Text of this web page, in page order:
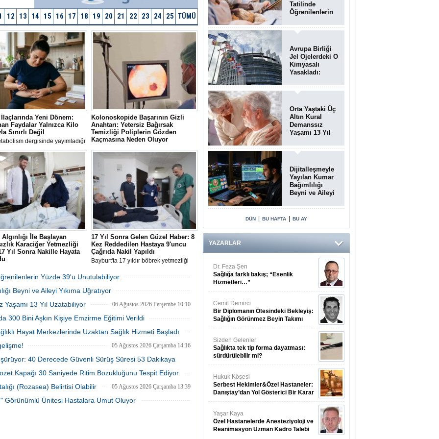
12 13 14 15 16 17 18 19 20 21 22 23 24 25 TÜMÜ
Yeni Dönem:
Faydalar Yalnızca Kilo
Sınırlı Değil
dergisinde yayımladığı
zayıflama ve diyabet
kullanılan GLP-1 ilaçlarının
ve organlar arası iletişim
üzerinden kilo kaybından
biyolojik mekanizmaları
ortaya çıktı
Kolonoskopide Başarının Gizli
Anahtarı: Yetersiz Bağırsak
Temizliği Poliplerin Gözden
Kaçmasına Neden Oluyor
Uluslararası kılavuzlar, her 4 ila 5
kolonoskopiden birinde bağırsak
temizliğinin yetersiz olduğunu ve bu
durumun kanser öncüsü poliplerin
atlanmasına yol açabildiğini ortaya
koyuyor.
İle Başlayan
Karaciğer Yetmezliği
Yıl Sonra Nakille Hayata
karaciğer yetmezliği
Özlem Aydemir, 17 yıldır
müjdeli habere kadavradan
17 Yıl Sonra Gelen Güzel Haber: 8
Kez Reddedilen Hastaya 9'uncu
Çağrıda Nakil Yapıldı
Bayburt'ta 17 yıldır böbrek yetmezliği
Mustafa Öztürk, 8 kez doku
uyumsuzluğu sebebiyle hüsrana
uğramasının ardından 9'uncu kez
hayata tutundu.
Yüzde 39'u Unutulabiliyor
Beyni ve Aileyi Yıkıma Uğratıyor
06 Ağustos 2026 Perşembe 10:45
Yaşamı 13 Yıl Uzatabiliyor 06 Ağustos 2026 Perşembe 10:10
300 Bini Aşkın Kişiye Emzirme Eğitimi Verildi
05 Ağustos 2026 Çarşamba 15:28
Hayat Merkezlerinde Uzaktan Sağlık Hizmeti Başladı
05 Ağustos 2026 Çarşamba 14:28
05 Ağustos 2026 Çarşamba 14:16
40 Derecede Güvenli Sürüş Süresi 53 Dakikaya
Kapağı 30 Saniyede Ritim Bozukluğunu Tespit Ediyor
05 Ağustos 2026 Çarşamba 14:00
(Rozasea) Belirtisi Olabilir 05 Ağustos 2026 Çarşamba 13:39
Görünümlü Ünitesi Hastalara Umut Oluyor
Tatilinde
Öğrenilenlerin
Unutulabiliyor
Avrupa Birliği
Jel Ojelerdeki O
Kimyasalı
Yasakladı:
Riski Uyarısı
Orta Yaştaki Üç
Altın Kural
Demanssız
Yaşamı 13 Yıl
Dijitalleşmeyle
Yayılan Kumar
Bağımlılığı
Beyni ve Aileyi
Uğratıyor
DÜN BU HAFTA BU AY
YAZARLAR
Dr. Feza Şen
Sağlığa farklı bakış; “Esenlik
Hizmetleri…”
Cemil Demirci
Bir Diplomanın Ötesindeki Bekleyiş:
Sağlığın Görünmez Beyin Takımı
Sizden Gelenler
Sağlıkta tek tip forma dayatması:
sürdürülebilir mi?
Hukuk Köşesi
Serbest Hekimler&Özel Hastaneler:
Danıştay’dan Yol Gösterici Bir Karar
Yaşar Kaya
Özel Hastanelerde Anesteziyoloji ve
Reanimasyon Uzman Kadro Talebi